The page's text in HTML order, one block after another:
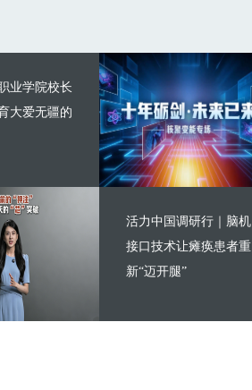
业学院校长
大爱无疆的
活力中国调研行｜脑机
接口技术让瘫痪患者重
新“迈开腿”